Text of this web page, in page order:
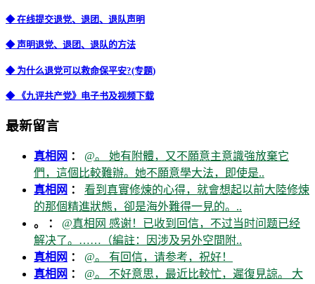
◆ 在线提交退党、退团、退队声明
◆ 声明退党、退团、退队的方法
◆ 为什么退党可以救命保平安?(专题)
◆ 《九评共产党》电子书及视频下载
最新留言
真相网 ： @。 她有附體，又不願意主意識強放棄它
們，這個比較難辦。她不願意學大法，即使是..
真相网 ： 看到真實修煉的心得，就會想起以前大陸修煉
的那個精進狀態，卻是海外難得一見的。..
。 ： @真相网 感谢！已收到回信，不过当时问题已经
解决了。……（編註：因涉及另外空間附..
真相网 ： @。 有回信，请参考，祝好！
真相网 ： @。 不好意思，最近比較忙，遲復見諒。 大